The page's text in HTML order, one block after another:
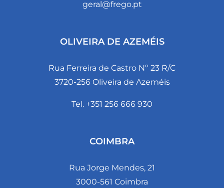
geral@frego.pt
OLIVEIRA DE AZEMÉIS
Rua Ferreira de Castro Nº 23 R/C
3720-256 Oliveira de Azeméis
Tel. +351 256 666 930
COIMBRA
Rua Jorge Mendes, 21
3000-561 Coimbra